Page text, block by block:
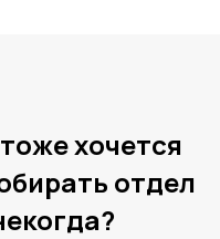
хочется
отдел